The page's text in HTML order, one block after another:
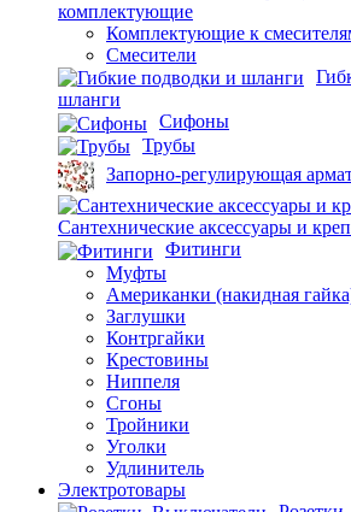
комплектующие
Комплектующие к
Смесители
шланги
Сифоны
Трубы
Запорно-регулирующая
Сантехнические аксессуары и
Фитинги
Муфты
Американки (накидная
Заглушки
Контргайки
Крестовины
Ниппеля
Сгоны
Тройники
Уголки
Удлинитель
Электротовары